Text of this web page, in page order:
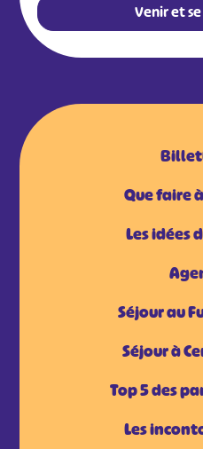
Venir et
Que faire
Les idées
Séjour au
Séjour à
Top 5 des
Les